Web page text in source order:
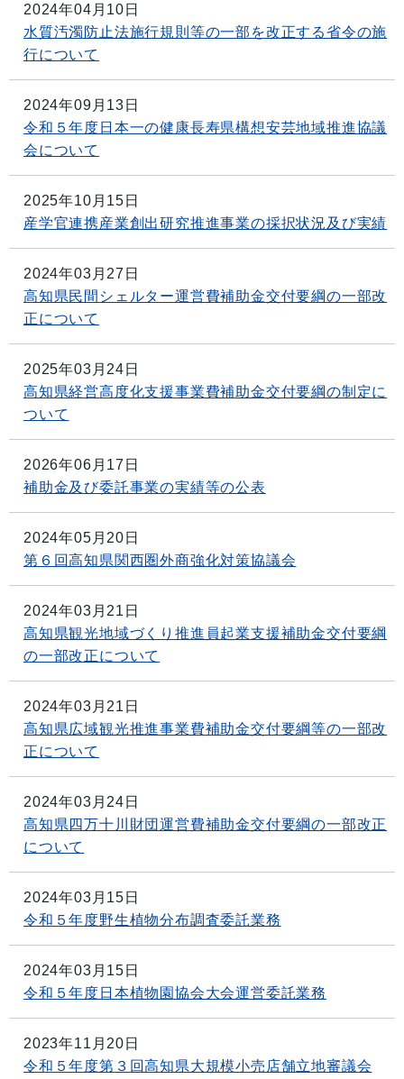
2024年04月10日
水質汚濁防止法施行規則等の一部を改正する省令の施
行について
2024年09月13日
令和５年度日本一の健康長寿県構想安芸地域推進協議
会について
2025年10月15日
産学官連携産業創出研究推進事業の採択状況及び実績
2024年03月27日
高知県民間シェルター運営費補助金交付要綱の一部改
正について
2025年03月24日
高知県経営高度化支援事業費補助金交付要綱の制定に
ついて
2026年06月17日
補助金及び委託事業の実績等の公表
2024年05月20日
第６回高知県関西圏外商強化対策協議会
2024年03月21日
高知県観光地域づくり推進員起業支援補助金交付要綱
の一部改正について
2024年03月21日
高知県広域観光推進事業費補助金交付要綱等の一部改
正について
2024年03月24日
高知県四万十川財団運営費補助金交付要綱の一部改正
について
2024年03月15日
令和５年度野生植物分布調査委託業務
2024年03月15日
令和５年度日本植物園協会大会運営委託業務
2023年11月20日
令和５年度第３回高知県大規模小売店舗立地審議会